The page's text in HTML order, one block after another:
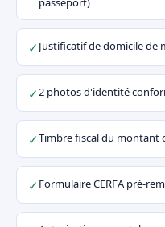
✓Justificatif de domicile de
✓2 photos d'identité
✓Timbre fiscal du montant
✓ Formulaire CERFA pré-